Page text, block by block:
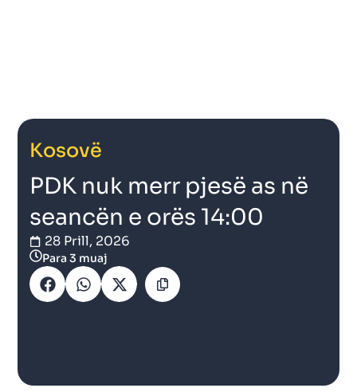
Kosovë
PDK nuk merr pjesë as në
seancën e orës 14:00
28 Prill, 2026
Para 3 muaj